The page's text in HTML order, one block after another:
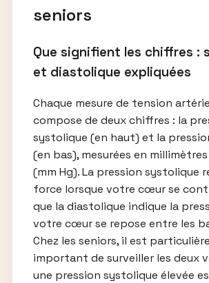
seniors
Que signifient les chiffres :
et diastolique expliquées
Chaque mesure de tension
compose de deux chiffres : la
systolique (en haut) et la
(en bas), mesurées en
(mm Hg). La pression systolique
force lorsque votre cœur se
que la diastolique indique la
votre cœur se repose entre les
Chez les seniors, il est
important de surveiller les deux
une pression systolique élevée